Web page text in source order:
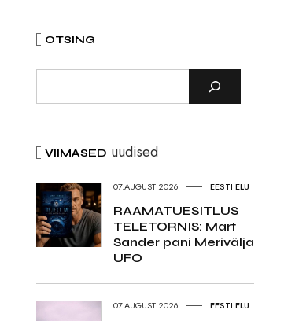
OTSING
VIIMASED uudised
07.AUGUST 2026 EESTI ELU
RAAMATUESITLUS
TELETORNIS: Mart
Sander pani Merivälja
UFO
07.AUGUST 2026 EESTI ELU